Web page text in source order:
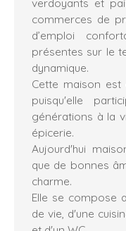
verdoyants et
commerces de
d’emploi
présentes sur le
dynamique.
Cette maison est
puisqu'elle
générations à la
épicerie.
Aujourd'hui
que de bonnes
charme.
Elle se compose
de vie, d'une